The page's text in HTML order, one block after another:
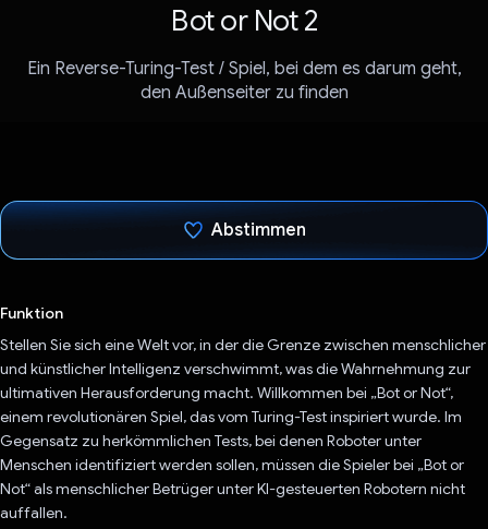
Bot or Not 2
Ein Reverse-Turing-Test / Spiel, bei dem es darum geht,
den Außenseiter zu finden
Abstimmen
Funktion
Stellen Sie sich eine Welt vor, in der die Grenze zwischen menschlicher
und künstlicher Intelligenz verschwimmt, was die Wahrnehmung zur
ultimativen Herausforderung macht. Willkommen bei „Bot or Not“,
einem revolutionären Spiel, das vom Turing-Test inspiriert wurde. Im
Gegensatz zu herkömmlichen Tests, bei denen Roboter unter
Menschen identifiziert werden sollen, müssen die Spieler bei „Bot or
Not“ als menschlicher Betrüger unter KI-gesteuerten Robotern nicht
auffallen.